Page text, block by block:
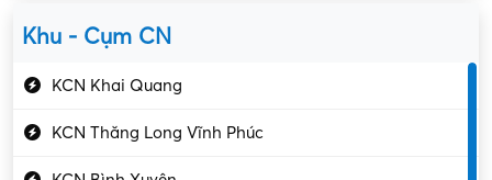
Kỹ sư cơ khí
Kỹ sư điện
Kỹ thuật cao
Kỹ thuật mạng – IT
Khu - Cụm CN
KCN Khai Quang
KCN Thăng Long Vĩnh Phúc